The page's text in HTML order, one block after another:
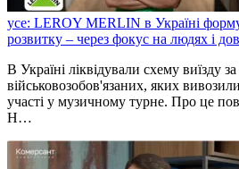
усе: LEROY MERLIN в Україні
розвитку – через фокус на людях і
В Україні ліквідували схему виїзду
військовозобов'язаних, яких
участі у музичному турне. Про це
Н…